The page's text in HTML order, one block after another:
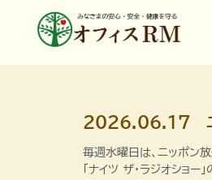
2026.06.17 ニッ
毎週水曜日は、ニッポン
「ナイツ ザ・ラジオショー